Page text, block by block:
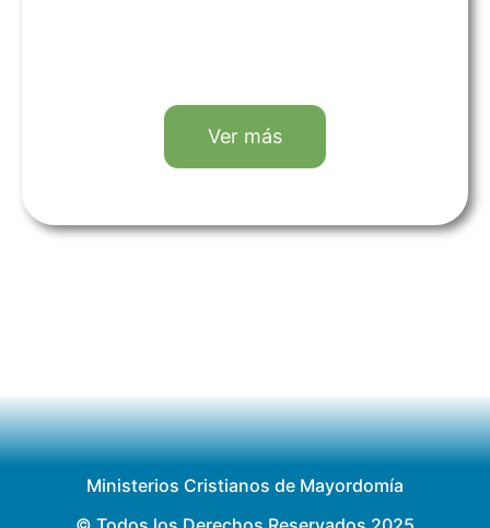
Ver más
Ministerios Cristianos de Mayordomía